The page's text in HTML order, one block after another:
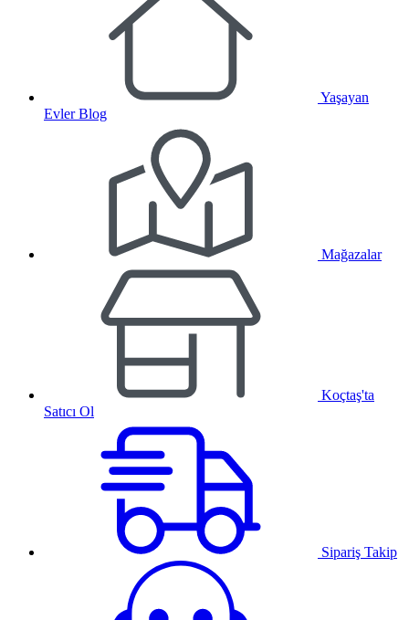
Yaşayan
Evler Blog
Mağazalar
Koçtaş'ta
Satıcı Ol
Sipariş Takip